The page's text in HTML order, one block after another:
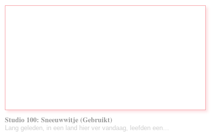
Studio 100: Sneeuwwitje (Gebruikt)
Lang geleden, in een land hier ver vandaag, leefden een…